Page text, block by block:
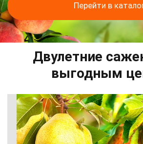
Перейти в
Двулетние
выгодным